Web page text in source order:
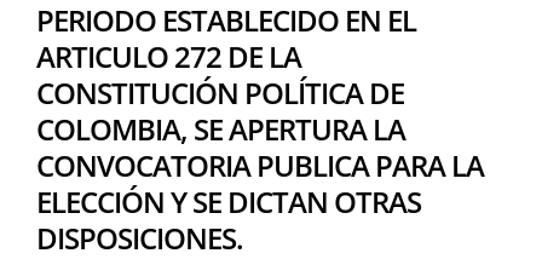
PERIODO ESTABLECIDO EN EL
ARTICULO 272 DE LA
CONSTITUCIÓN POLÍTICA DE
COLOMBIA, SE APERTURA LA
CONVOCATORIA PUBLICA PARA LA
ELECCIÓN Y SE DICTAN OTRAS
DISPOSICIONES.